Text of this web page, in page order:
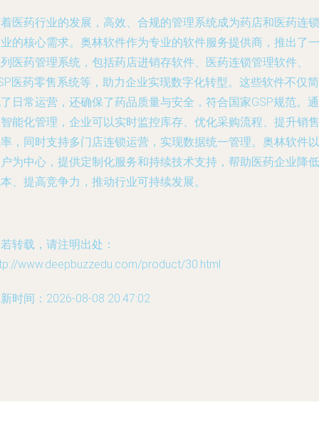
医药行业的发展，高效、合规的管理系统成为药店和医药连锁
的核心需求。奥林软件作为专业的软件服务提供商，推出了一
医药管理系统，包括药店进销存软件、医药连锁管理软件、
医药零售系统等，助力企业实现数字化转型。这些软件不仅简
日常运营，还确保了药品质量与安全，符合国家GSP规范。通
能化管理，企业可以实时监控库存、优化采购流程、提升销售
，同时支持多门店连锁运营，实现数据统一管理。奥林软件以
为中心，提供定制化服务和持续技术支持，帮助医药企业降低
、提高竞争力，推动行业可持续发展。
转载，请注明出处：
www.deepbuzzedu.com/product/30.html
时间：2026-08-08 20:47:02